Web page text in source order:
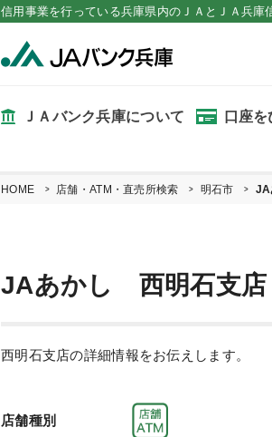
信用事業を行っている兵庫県内のＪＡとＪＡ兵庫
ＪＡバンク兵庫について 口座を
HOME 店舗・ATM・直売所検索 明石市 JA
JAあかし 西明石支店
西明石支店の詳細情報をお伝えします。
店舗種別